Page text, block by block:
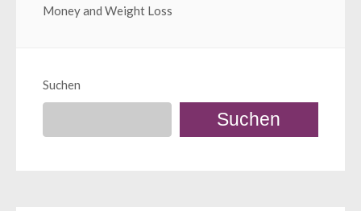
Money and Weight Loss
Suchen
Suchen